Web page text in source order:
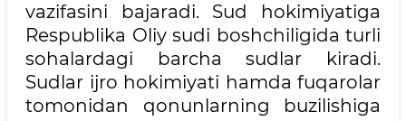
vazifasini bajaradi. Sud hokimiyatiga
Respublika Oliy sudi boshchiligida turli
sohalardagi barcha sudlar kiradi.
Sudlar ijro hokimiyati hamda fuqarolar
tomonidan qonunlarning buzilishiga